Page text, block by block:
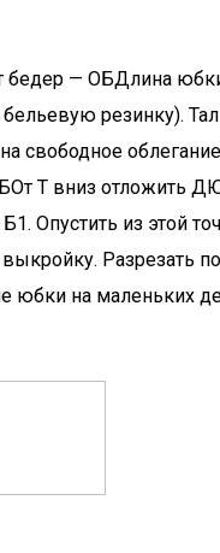
— ОБДлина
резинку).
Т вниз отложить
Опустить из этой
Разрезать
на маленьких